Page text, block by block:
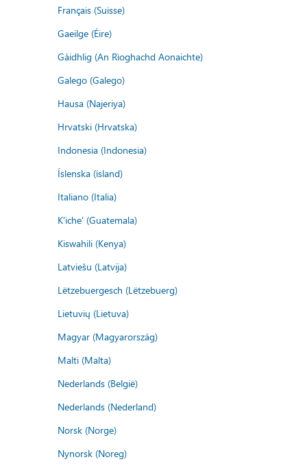
Français (Suisse)
Gaeilge (Éire)
Gàidhlig (An Rìoghachd Aonaichte)
Galego (Galego)
Hausa (Najeriya)
Hrvatski (Hrvatska)
Indonesia (Indonesia)
Íslenska (ísland)
Italiano (Italia)
K'iche' (Guatemala)
Kiswahili (Kenya)
Latviešu (Latvija)
Lëtzebuergesch (Lëtzebuerg)
Lietuvių (Lietuva)
Magyar (Magyarország)
Malti (Malta)
Nederlands (België)
Nederlands (Nederland)
Norsk (Norge)
Nynorsk (Noreg)